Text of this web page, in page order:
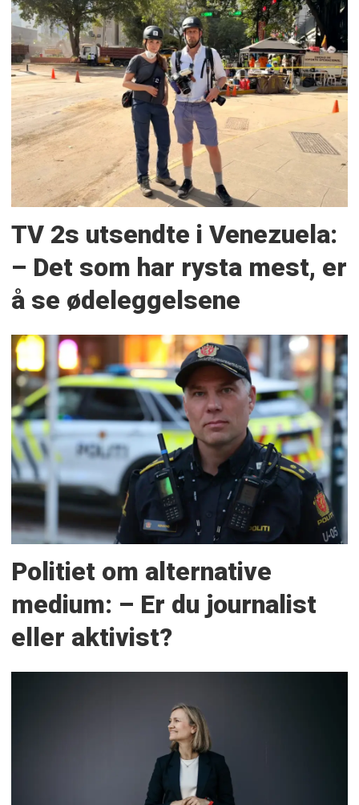
TV 2s utsendte i Venezuela:
– Det som har rysta mest, er
å se ødeleggelsene
Politiet om alternative
medium: – Er du journalist
eller aktivist?